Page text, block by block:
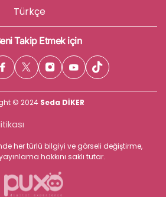
Türkçe
Takip Etmek için
© 2024 Seda DİKER
her türlü bilgiyi ve görseli değiştirme,
hakkını saklı tutar.